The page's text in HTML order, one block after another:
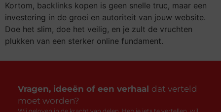
Kortom, backlinks kopen is geen snelle truc, maar een
investering in de groei en autoriteit van jouw website.
Doe het slim, doe het veilig, en je zult de vruchten
plukken van een sterker online fundament.
Vragen, ideeën of een verhaal dat verteld
moet worden?